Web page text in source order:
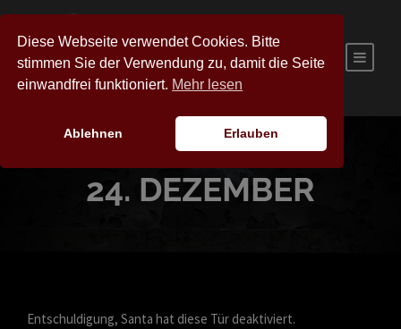
24. DEZEMBER
Entschuldigung, Santa hat diese Tür deaktiviert.
Diese Webseite verwendet Cookies. Bitte
stimmen Sie der Verwendung zu, damit die Seite
einwandfrei funktioniert. Mehr lesen
Ablehnen Erlauben